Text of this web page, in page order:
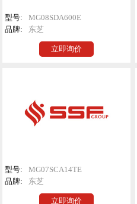
型号:
MG08SDA600E
品牌:
东芝
立即询价
型号:
MG07SCA14TE
品牌:
东芝
立即询价